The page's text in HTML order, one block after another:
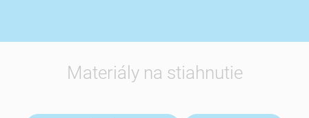
Materiály na stiahnutie